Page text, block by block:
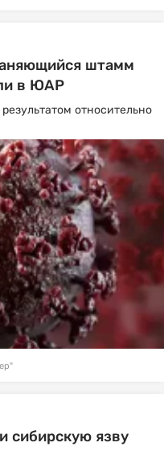
штамм
в ЮАР
относительно
сибирскую язву